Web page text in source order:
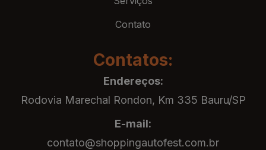
Contato
Contatos:
Endereços:
Rodovia Marechal Rondon, Km 335 Bauru/SP
E-mail:
contato@shoppingautofest.com.br